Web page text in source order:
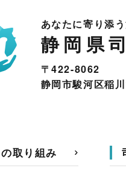
あなたに寄り添
静岡県
〒422-8062
静岡市駿河区稲
取り組み